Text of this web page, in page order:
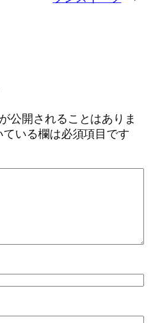
公開されることはありま
ている欄は必須項目です